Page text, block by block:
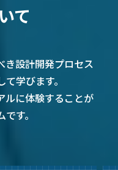
て
き設計開発プロセス
学びます。
ルに体験することが
す。